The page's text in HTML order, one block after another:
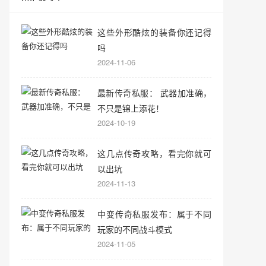
这些外形酷炫的装备你还记得
吗
2024-11-06
最新传奇私服： 武器加准确，
不只是锦上添花！
2024-10-19
这几点传奇攻略，看完你就可
以出坑
2024-11-13
中变传奇私服发布：属于不同
玩家的不同战斗模式
2024-11-05